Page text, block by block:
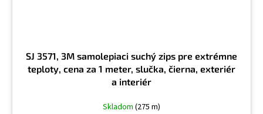
SJ 3571, 3M samolepiaci suchý zips pre extrémne
teploty, cena za 1 meter, slučka, čierna, exteriér
a interiér
Skladom (275 m)